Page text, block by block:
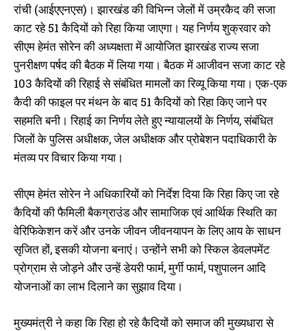
रांची (आईएएनएस)। झारखंड की विभिन्न जेलों में उम्रकैद की सजा
काट रहे 51 कैदियों को रिहा किया जाएगा। यह निर्णय शुक्रवार को
सीएम हेमंत सोरेन की अध्यक्षता में आयोजित झारखंड राज्य सजा
पुनरीक्षण पर्षद की बैठक में लिया गया। बैठक में आजीवन सजा काट रहे
103 कैदियों की रिहाई से संबंधित मामलों का रिव्यू किया गया। एक-एक
कैदी की फाइल पर मंथन के बाद 51 कैदियों को रिहा किए जाने पर
सहमति बनी। रिहाई का निर्णय लेते हुए न्यायालयों के निर्णय, संबंधित
जिलों के पुलिस अधीक्षक, जेल अधीक्षक और प्रोबेशन पदाधिकारी के
मंतव्य पर विचार किया गया।
सीएम हेमंत सोरेन ने अधिकारियों को निर्देश दिया कि रिहा किए जा रहे
कैदियों की फैमिली बैकग्राउंड और सामाजिक एवं आर्थिक स्थिति का
वेरिफिकेशन करें और उनके जीवन जीवनयापन के लिए आय के साधन
सृजित हों, इसकी योजना बनाएं। उन्होंने सभी को स्किल डेवलपमेंट
प्रोग्राम से जोड़ने और उन्हें डेयरी फार्म, मुर्गी फार्म, पशुपालन आदि
योजनाओं का लाभ दिलाने का सुझाव दिया।
मुख्यमंत्री ने कहा कि रिहा हो रहे कैदियों को समाज की मुख्यधारा से